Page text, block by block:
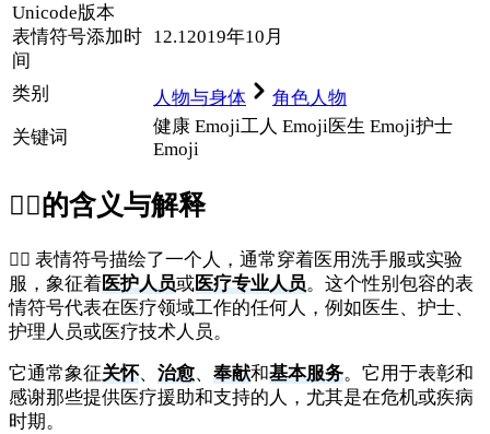
Unicode版本
表情符号添加时
间
12.1 2019年10月
类别 人物与身体
角色人物
关键词
健康 Emoji工人 Emoji 医生 Emoji护士
Emoji
🧑‍⚕️的含义与解释
🧑‍⚕️ 表情符号描绘了一个人，通常穿着医用洗手服或实验
服，象征着医护人员或医疗专业人员。这个性别包容的表
情符号代表在医疗领域工作的任何人，例如医生、护士、
护理人员或医疗技术人员。
它通常象征关怀、 治愈、 奉献和基本服务。它用于表彰和
感谢那些提供医疗援助和支持的人，尤其是在危机或疾病
时期。